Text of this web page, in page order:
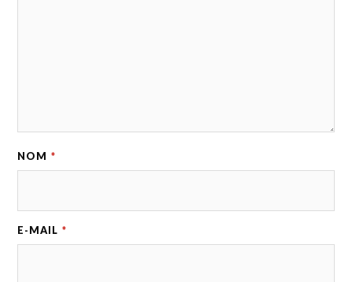
NOM *
E-MAIL *